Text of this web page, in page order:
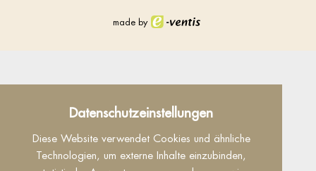
Datenschutzeinstellungen
Diese Website verwendet Cookies und ähnliche
Technologien, um externe Inhalte einzubinden,
made by
Datenschutz
Dieser Inhalt ist nur sichtbar wenn Sie Cookies
von "Facebook" akzeptieren.